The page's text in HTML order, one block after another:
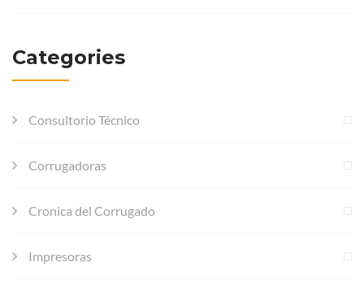
Categories
Consultorio Técnico
Corrugadoras
Cronica del Corrugado
Impresoras